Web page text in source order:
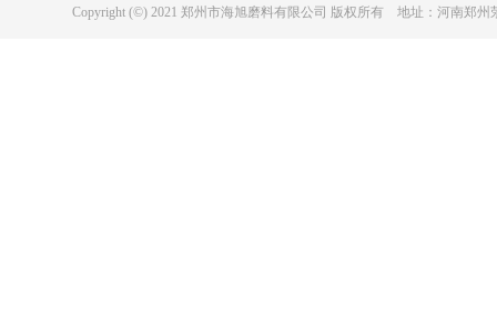
Copyright (©) 2021 郑州市海旭磨料有限公司 版权所有 地址：河南郑